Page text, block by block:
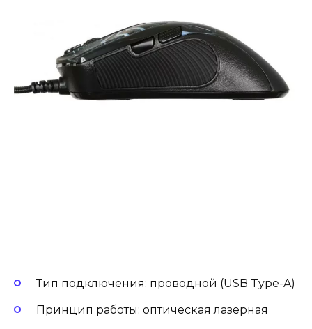
Тип подключения: проводной (USB Type-A)
Принцип работы: оптическая лазерная